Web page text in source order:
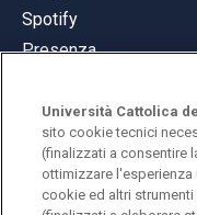
Spotify
Presenza
© Università Cattolica
Università Cattolica
sito cookie tecnici
(finalizzati a consentire
ottimizzare l'esperienza
cookie ed altri